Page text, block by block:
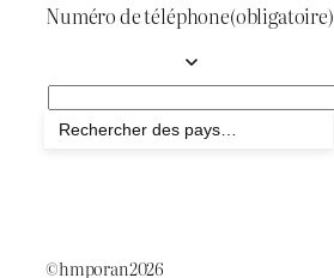
Numéro de téléphone(obligatoire)
Envoyer
©hmporan2026